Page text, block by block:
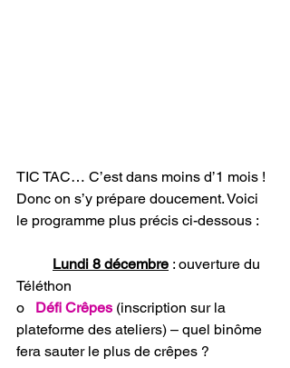
TIC TAC… C’est dans moins d’1 mois !
Donc on s’y prépare doucement. Voici
le programme plus précis ci-dessous :
Lundi 8 décembre : ouverture du
Téléthon
o Défi Crêpes (inscription sur la
plateforme des ateliers) – quel binôme
fera sauter le plus de crêpes ?